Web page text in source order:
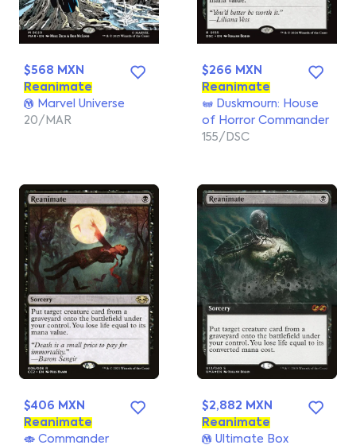
$568 MXN
Reanimate
Marvel Universe
20/MAR
$266 MXN
Reanimate
Duskmourn: House
of Horror Commander
155/DSC
$406 MXN
Reanimate
Commander
$2,882 MXN
Reanimate
Ultimate Box